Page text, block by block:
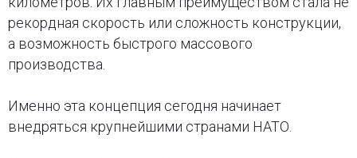
рекордная скорость или сложность конструкции,
а возможность быстрого массового
производства.
Именно эта концепция сегодня начинает
внедряться крупнейшими странами НАТО.